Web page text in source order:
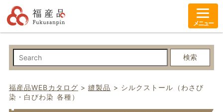
メニュー
検索
福産品WEBカタログ >縫製品 > シルクストール（わさび
染・白びわ染 各種）